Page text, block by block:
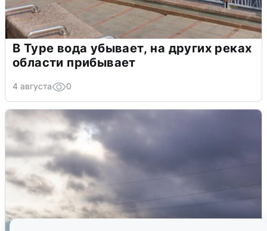
В Туре вода убывает, на других реках
области прибывает
4 августа 0